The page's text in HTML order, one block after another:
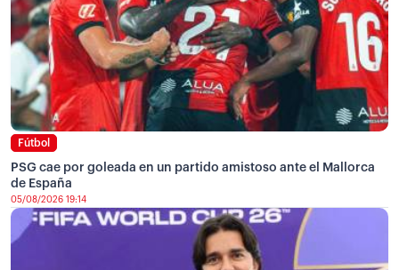
Fútbol
PSG cae por goleada en un partido amistoso ante el Mallorca
de España
05/08/2026 19:14